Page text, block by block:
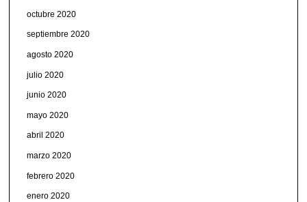
octubre 2020
septiembre 2020
agosto 2020
julio 2020
junio 2020
mayo 2020
abril 2020
marzo 2020
febrero 2020
enero 2020